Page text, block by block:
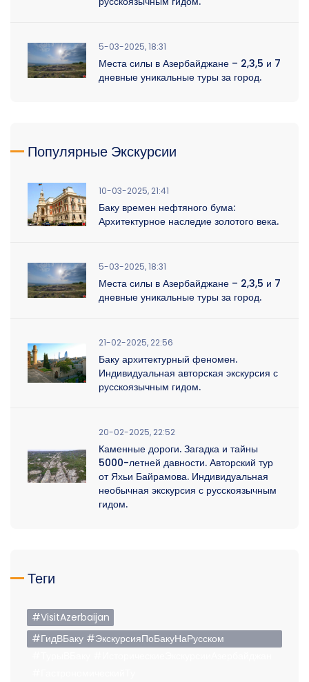
5-03-2025, 18:31
Места силы в Азербайджане – 2,3,5 и 7
дневные уникальные туры за город.
Популярные Экскурсии
10-03-2025, 21:41
Баку времен нефтяного бума:
Архитектурное наследие золотого века.
5-03-2025, 18:31
Места силы в Азербайджане – 2,3,5 и 7
дневные уникальные туры за город.
21-02-2025, 22:56
Баку архитектурный феномен.
Индивидуальная авторская экскурсия с
русскоязычным гидом.
20-02-2025, 22:52
Каменные дороги. Загадка и тайны
5000-летней давности. Авторский тур
от Яхьи Байрамова. Индивидуальная
необычная экскурсия с русскоязычным
гидом.
Теги
#VisitAzerbaijan
#ГидВБаку #ЭкскурсияПоБакуНаРусском